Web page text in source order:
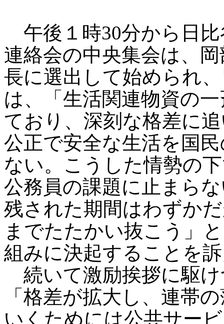
午後１時30分から日
連絡会の中央集会は、
長に選出して始められ
は、「生活関連物資の
ており、深刻な格差に
公正で安全な生活を国
ない。こうした情勢の
公務員の課題に止まら
残された期間はわずか
までたたかい抜こう」
組みに決起することを
続いて激励挨拶に駆
「格差が拡大し、連帯
いくためには公共サー